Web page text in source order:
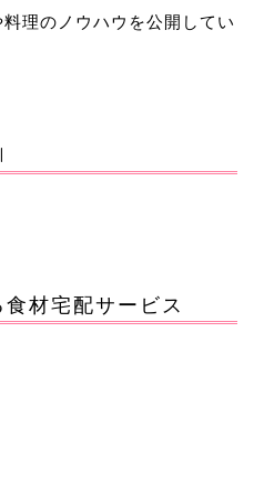
理のノウハウを公開してい
材宅配サービス